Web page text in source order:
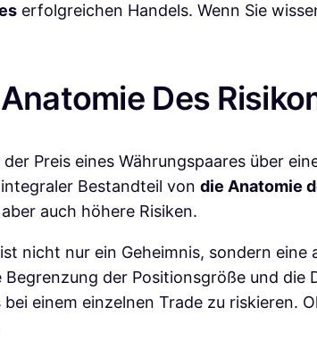
erfolgreichen Handels. Wenn Sie
Des
Preis eines Währungspaares über
Bestandteil von die Anatomie
auch höhere Risiken.
nicht nur ein Geheimnis, sondern
der Positionsgröße und
einem einzelnen Trade zu riskieren.